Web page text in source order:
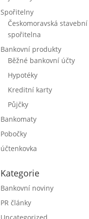
Spořitelny
Českomoravská stavební
spořitelna
Bankovní produkty
Běžné bankovní účty
Hypotéky
Kreditní karty
Půjčky
Bankomaty
Pobočky
účtenkovka
Kategorie
Bankovní noviny
PR články